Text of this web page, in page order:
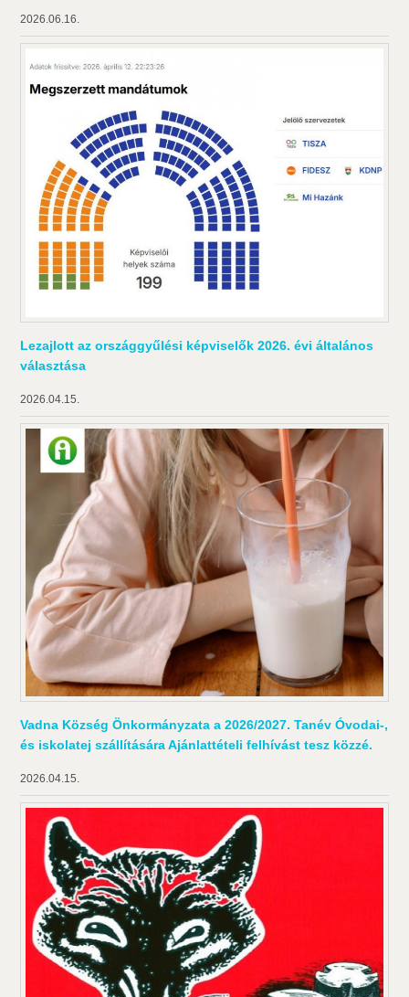
2026.06.16.
Lezajlott az országgyűlési képviselők 2026. évi általános
választása
2026.04.15.
Vadna Község Önkormányzata a 2026/2027. Tanév Óvodai-,
és iskolatej szállítására Ajánlattételi felhívást tesz közzé.
2026.04.15.